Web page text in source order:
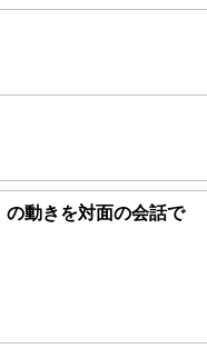
の動きを対面の会話で